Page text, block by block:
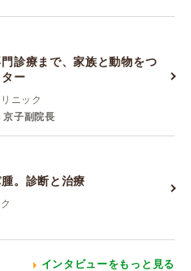
診療まで、家族と動物をつ
ー
ニック
京子副院長
。診断と治療
インタビューをもっと見る